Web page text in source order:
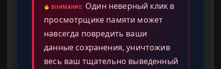
ВНИМАНИЕ: Один неверный клик в
просмотрщике памяти может
навсегда повредить ваши
данные сохранения, уничтожив
весь ваш тщательно выведенный